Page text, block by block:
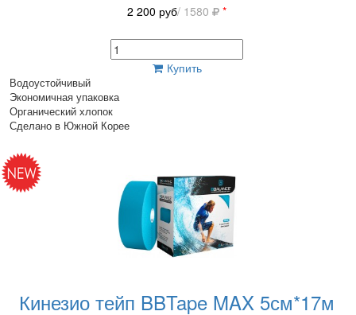
2 200 руб/ 1580 *
Купить
Водоустойчивый
Экономичная упаковка
Органический хлопок
Сделано в Южной Корее
Кинезио тейп BBTape MAX 5см*17м